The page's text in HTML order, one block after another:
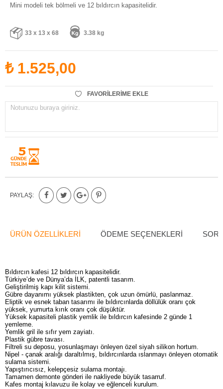
Mini modeli tek bölmeli ve 12 bıldırcın kapasitelidir.
33 x 13 x 68 3.38 kg
₺ 1.525,00
FAVORILERIME EKLE
Notunuzu buraya giriniz.
PAYLAŞ:
ÜRÜN ÖZELLIKLERI ÖDEME SEÇENEKLERI
Bıldırcın kafesi 12 bıldırcın kapasitelidir.
Türkiye’de ve Dünya’da İLK, patentli tasarım.
Geliştirilmiş kapı kilit sistemi.
Gübre dayanımı yüksek plastikten, çok uzun ömürlü, paslanmaz.
Eliptik ve esnek taban tasarımı ile bıldırcınlarda döllülük oranı çok
yüksek, yumurta kırık oranı çok düşüktür.
Yüksek kapasiteli plastik yemlik ile bıldırcın kafesinde 2 günde 1
yemleme.
Yemlik gril ile sıfır yem zayiatı.
Plastik gübre tavası.
Filtreli su deposu, yosunlaşmayı önleyen özel siyah silikon hortum.
Nipel - çanak aralığı daraltılmış, bıldırcınlarda ıslanmayı önleyen otomatik
sulama sistemi.
Yapıştırıcısız, kelepçesiz sulama montajı.
Tamamen demonte gönderi ile nakliyede büyük tasarruf.
Kafes montaj kılavuzu ile kolay ve eğlenceli kurulum.